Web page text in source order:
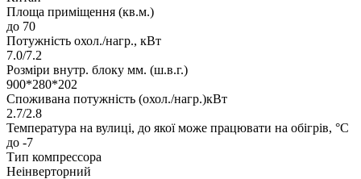
Площа приміщення (кв.м.)
до 70
Потужність охол./нагр., кВт
7.0/7.2
Розміри внутр. блоку мм. (ш.в.г.)
900*280*202
Споживана потужність (охол./нагр.)кВт
2.7/2.8
Температура на вулиці, до якої може працювати на обігрів, °C
до -7
Тип компрессора
Неінверторний